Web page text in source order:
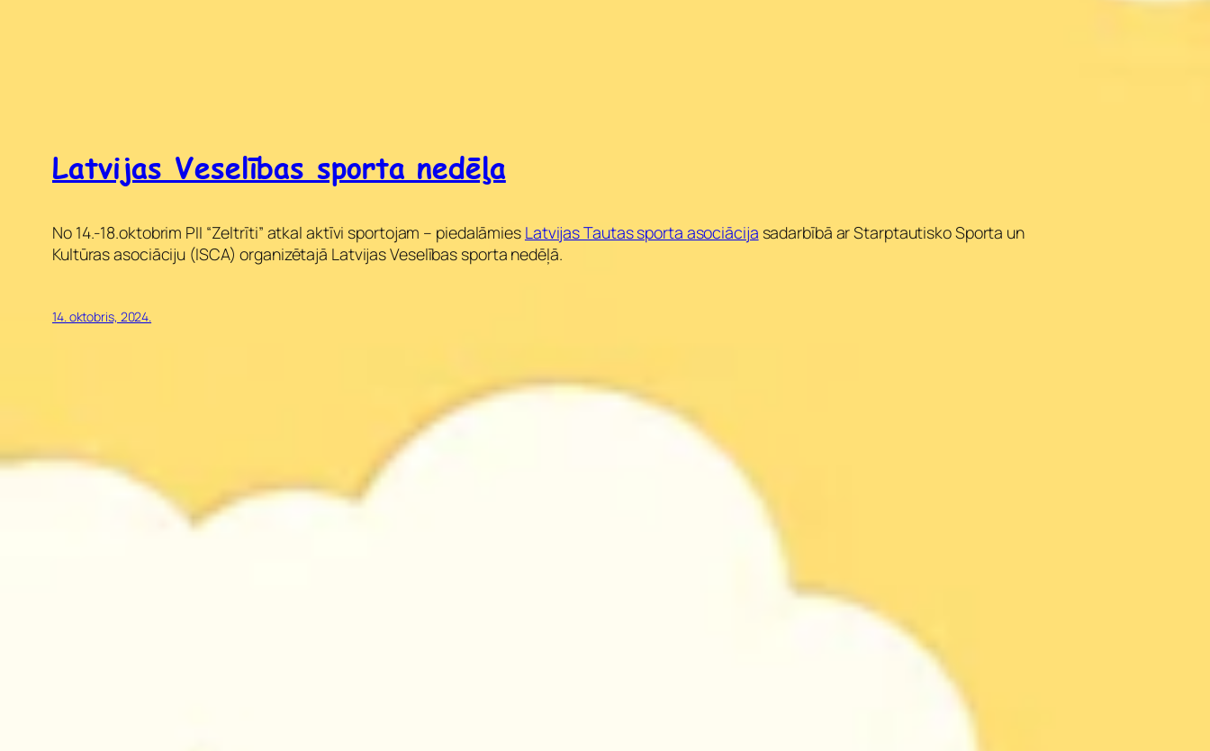
Latvijas Veselības sporta nedēļa
No 14.-18.oktobrim PII “Zeltrīti” atkal aktīvi sportojam – piedalāmies Latvijas Tautas sporta asociācija sadarbībā ar Starptautisko Sporta un
Kultūras asociāciju (ISCA) organizētajā Latvijas Veselības sporta nedēļā.
14. oktobris, 2024.